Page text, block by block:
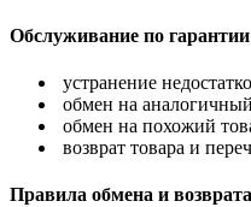
Обслуживание по
устранение
обмен на
обмен на похожий
возврат товара и
Правила обмена и